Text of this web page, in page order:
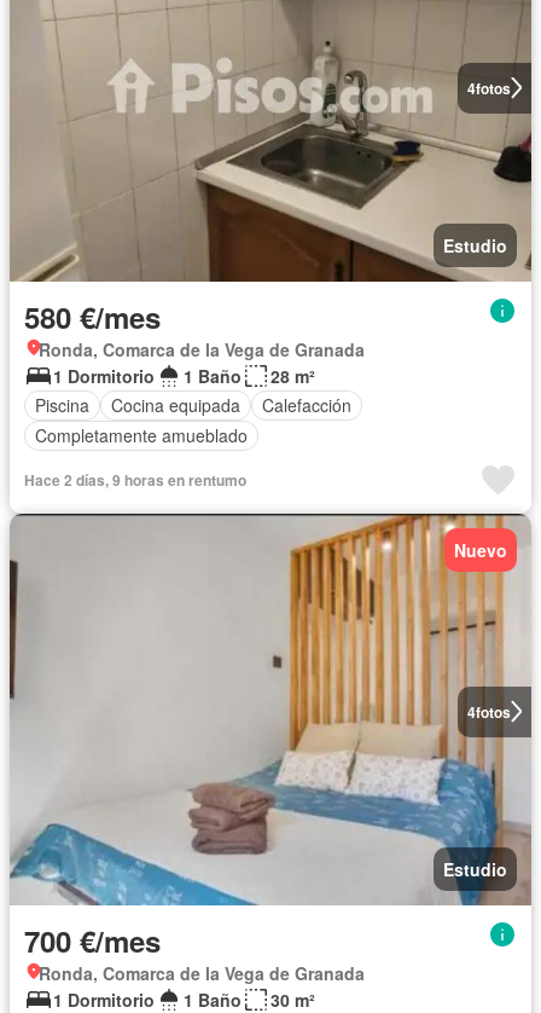
4fotos
Estudio
580 €/mes
Ronda, Comarca de la Vega de Granada
1 Dormitorio
1 Baño
28 m²
Piscina
Cocina equipada
Calefacción
Completamente amueblado
Hace 2 días, 9 horas en rentumo
4fotos
Nuevo
Estudio
700 €/mes
Ronda, Comarca de la Vega de Granada
1 Dormitorio
1 Baño
30 m²